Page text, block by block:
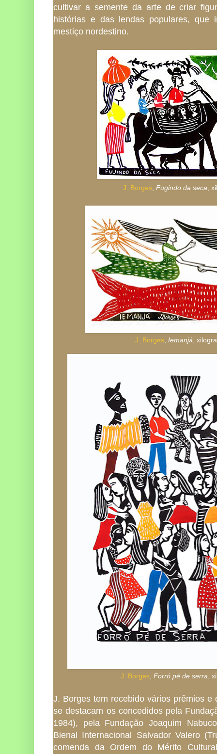
cultivar a semente da arte de criar
histórias e das lendas populares, que
mestiço nordestino.
J. Borges,Fugindo da seca,
J. Borges,Iemanjá,
J. Borges, Forró pé de serra,
J. Borges tem recebido vários prêmios e
se destacam os concedidos pela
1984), pela Fundação Joaquim
Bienal Internacional Salvador Valero
comenda da Ordem do Mérito